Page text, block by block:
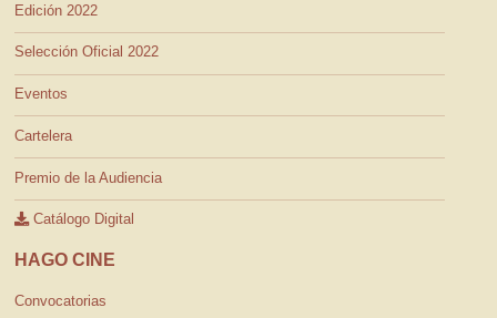
Edición 2022
Selección Oficial 2022
Eventos
Cartelera
Premio de la Audiencia
Catálogo Digital
HAGO CINE
Convocatorias